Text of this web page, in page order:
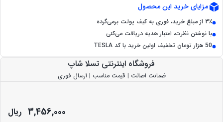
مزایای خرید این محصول
۳٪ از مبلغ خرید، فوری به کیف پولت برمی‌گرده
با نوشتن نظرت، اعتبار هدیه دریافت می‌کنی
50 هزار تومان تخفیف اولین خرید با کد TESLA
فروشگاه اینترنتی تسلا شاپ
ضمانت اصالت | قیمت مناسب | ارسال فوری
3,456,000 ریال